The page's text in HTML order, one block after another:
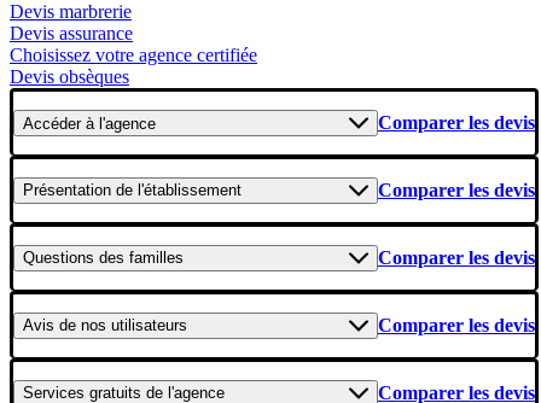
Devis marbrerie
Devis assurance
Choisissez votre agence certifiée
Devis obsèques
Accéderà l'agence Comparer les devis
Présentation de l'établissement Comparer les devis
Questions des familles Comparer les devis
Avis de nos utilisateurs Comparer les devis
Services gratuits de l'agence Comparer les devis